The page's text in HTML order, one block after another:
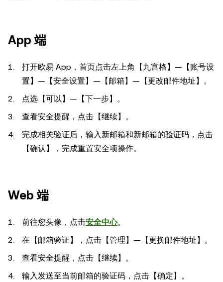
App 端
打开欧易 App，首页点击左上角【九宫格】—【账号设
置】—【安全设置】—【邮箱】—【更改邮件地址】。
点选【可以】—【下一步】。
查看安全提醒，点击【继续】。
完成相关验证后，输入新邮箱和新邮箱的验证码，点击
【确认】，完成重置安全项操作。
Web 端
前往您头像，点击安全中心。
在【邮箱验证】，点击【管理】—【更换邮件地址】。
查看安全提醒，点击【继续】。
输入发送至当前邮箱的验证码，点击【确定】。